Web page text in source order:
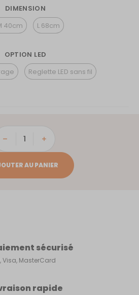
DIMENSION
40cm
L 68cm
OPTION LED
Reglette LED sans fil
AU PANIER
sécurisé
Visa, MasterCard
rapide